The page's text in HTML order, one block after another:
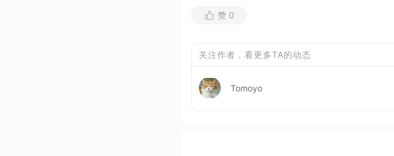
赞 0
关注作者，看更多TA的动态
Tomoyo